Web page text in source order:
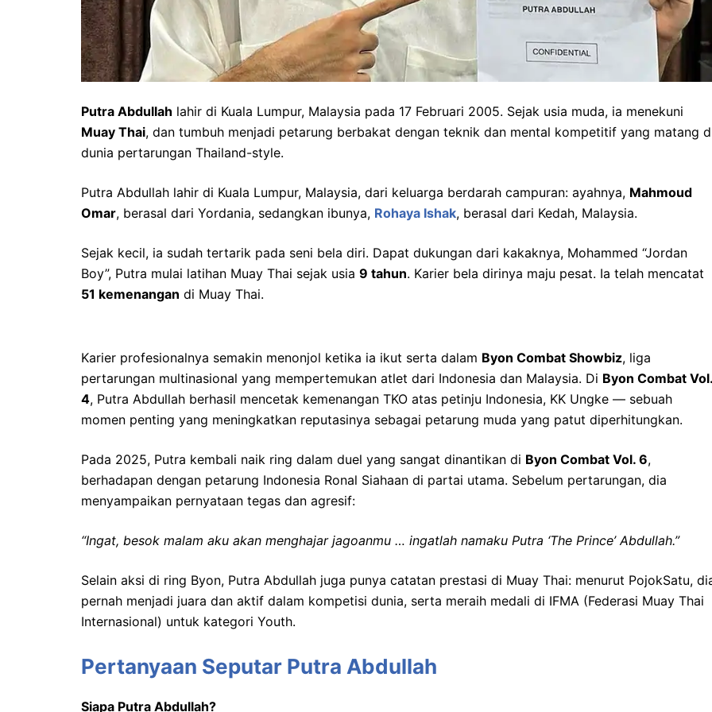
Putra Abdullah lahir di Kuala Lumpur, Malaysia pada 17 Februari 2005. Sejak usia muda, ia menekuni
Muay Thai, dan tumbuh menjadi petarung berbakat dengan teknik dan mental kompetitif yang matang
dunia pertarungan Thailand-style.
Putra Abdullah lahir di Kuala Lumpur, Malaysia, dari keluarga berdarah campuran: ayahnya, Mahmoud
Omar, berasal dari Yordania, sedangkan ibunya, Rohaya Ishak, berasal dari Kedah, Malaysia.
Sejak kecil, ia sudah tertarik pada seni bela diri. Dapat dukungan dari kakaknya, Mohammed “Jordan
Boy”, Putra mulai latihan Muay Thai sejak usia 9 tahun. Karier bela dirinya maju pesat. Ia telah mencatat
51 kemenangan di Muay Thai.
Karier profesionalnya semakin menonjol ketika ia ikut serta dalam Byon Combat Showbiz, liga
pertarungan multinasional yang mempertemukan atlet dari Indonesia dan Malaysia. Di Byon Combat Vol.
4, Putra Abdullah berhasil mencetak kemenangan TKO atas petinju Indonesia, KK Ungke — sebuah
momen penting yang meningkatkan reputasinya sebagai petarung muda yang patut diperhitungkan.
Pada 2025, Putra kembali naik ring dalam duel yang sangat dinantikan di Byon Combat Vol. 6,
berhadapan dengan petarung Indonesia Ronal Siahaan di partai utama. Sebelum pertarungan, dia
menyampaikan pernyataan tegas dan agresif:
“Ingat, besok malam aku akan menghajar jagoanmu … ingatlah namaku Putra ‘The Prince’ Abdullah.”
Selain aksi di ring Byon, Putra Abdullah juga punya catatan prestasi di Muay Thai: menurut PojokSatu,
pernah menjadi juara dan aktif dalam kompetisi dunia, serta meraih medali di IFMA (Federasi Muay Thai
Internasional) untuk kategori Youth.
Pertanyaan Seputar Putra Abdullah
Siapa Putra Abdullah?